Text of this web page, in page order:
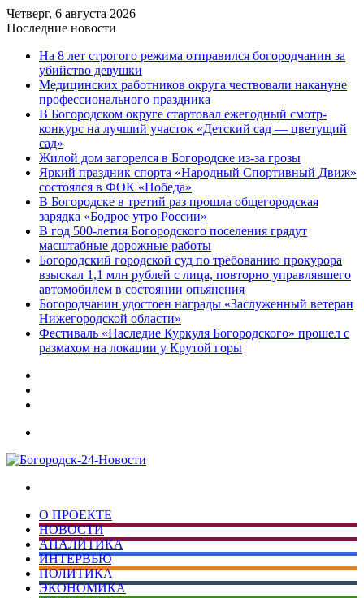
Четверг, 6 августа 2026
Последние новости
На 8 лет строгого режима отправился богородчанин за
убийство девушки
Медицинских работников округа чествовали накануне
профессионального праздника
В Богородском округе стартовал ежегодный смотр-
конкурс на лучший участок «Детский сад — цветущий
сад»
Жилой дом загорелся в Богородске из-за грозы
Яркий праздник спорта «Народный Спортивный Движ»
состоялся в ФОК «Победа»
В Богородске в третий раз прошла общегородская
зарядка «Бодрое утро России»
В год 500-летия Богородского поселения грядут
масштабные дорожные работы
️Богородский городской суд по требованию прокурора
взыскал 1,1 млн рублей с лица, повторно управлявшего
автомобилем в состоянии опьянения
Богородчанин удостоен награды «Заслуженный ветеран
Нижегородской области»
Фестиваль «Наследие Куркуля Богородского» прошел с
размахом на локации у Крутой горы
О ПРОЕКТЕ
НОВОСТИ
АНАЛИТИКА
ИНТЕРВЬЮ
ПОЛИТИКА
ЭКОНОМИКА